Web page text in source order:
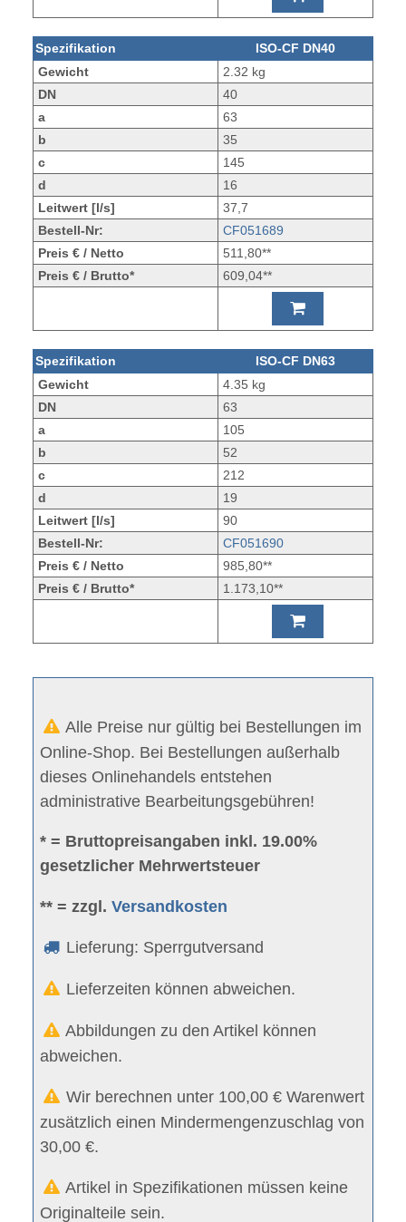
Spezifikation
ISO-CF DN40
Gewicht
2.32 kg
DN
40
a
63
b
35
c
145
d
16
Leitwert [l/s]
37,7
Bestell-Nr:
CF051689
Preis € / Netto
511,80**
Preis € / Brutto*
609,04**
Spezifikation
ISO-CF DN63
Gewicht
4.35 kg
DN
63
a
105
b
52
c
212
d
19
Leitwert [l/s]
90
Bestell-Nr:
CF051690
Preis € / Netto
985,80**
Preis € / Brutto*
1.173,10**
Alle Preise nur gültig bei Bestellungen im
Online-Shop. Bei Bestellungen außerhalb
dieses Onlinehandels entstehen
administrative Bearbeitungsgebühren!
* = Bruttopreisangaben inkl. 19.00%
gesetzlicher Mehrwertsteuer
** = zzgl.Versandkosten
Lieferung: Sperrgutversand
Lieferzeiten können abweichen.
Abbildungen zu den Artikel können
abweichen.
Wir berechnen unter 100,00 € Warenwert
zusätzlich einen Mindermengenzuschlag von
30,00 €.
Artikel in Spezifikationen müssen keine
Originalteile sein.